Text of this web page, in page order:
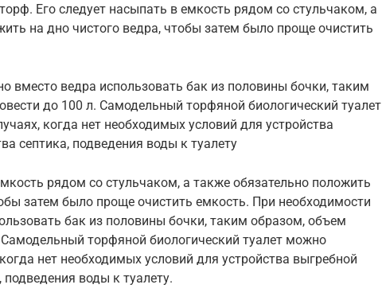
Его следует насыпать в емкость рядом со стульчаком, а
на дно чистого ведра, чтобы затем было проще очистить
вместо ведра использовать бак из половины бочки, таким
до 100 л. Самодельный торфяной биологический туалет
когда нет необходимых условий для устройства
септика, подведения воды к туалету
рядом со стульчаком, а также обязательно положить
затем было проще очистить емкость. При необходимости
бак из половины бочки, таким образом, объем
торфяной биологический туалет можно
нет необходимых условий для устройства выгребной
воды к туалету.